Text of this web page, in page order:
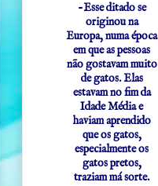
-Esse ditado se
originou na
Europa, numa época
em que as pessoas
não gostavam muito
de gatos. Elas
estavam no fim da
Idade Média e
haviam aprendido
que os gatos,
especialmente os
gatos pretos,
traziam má sorte.